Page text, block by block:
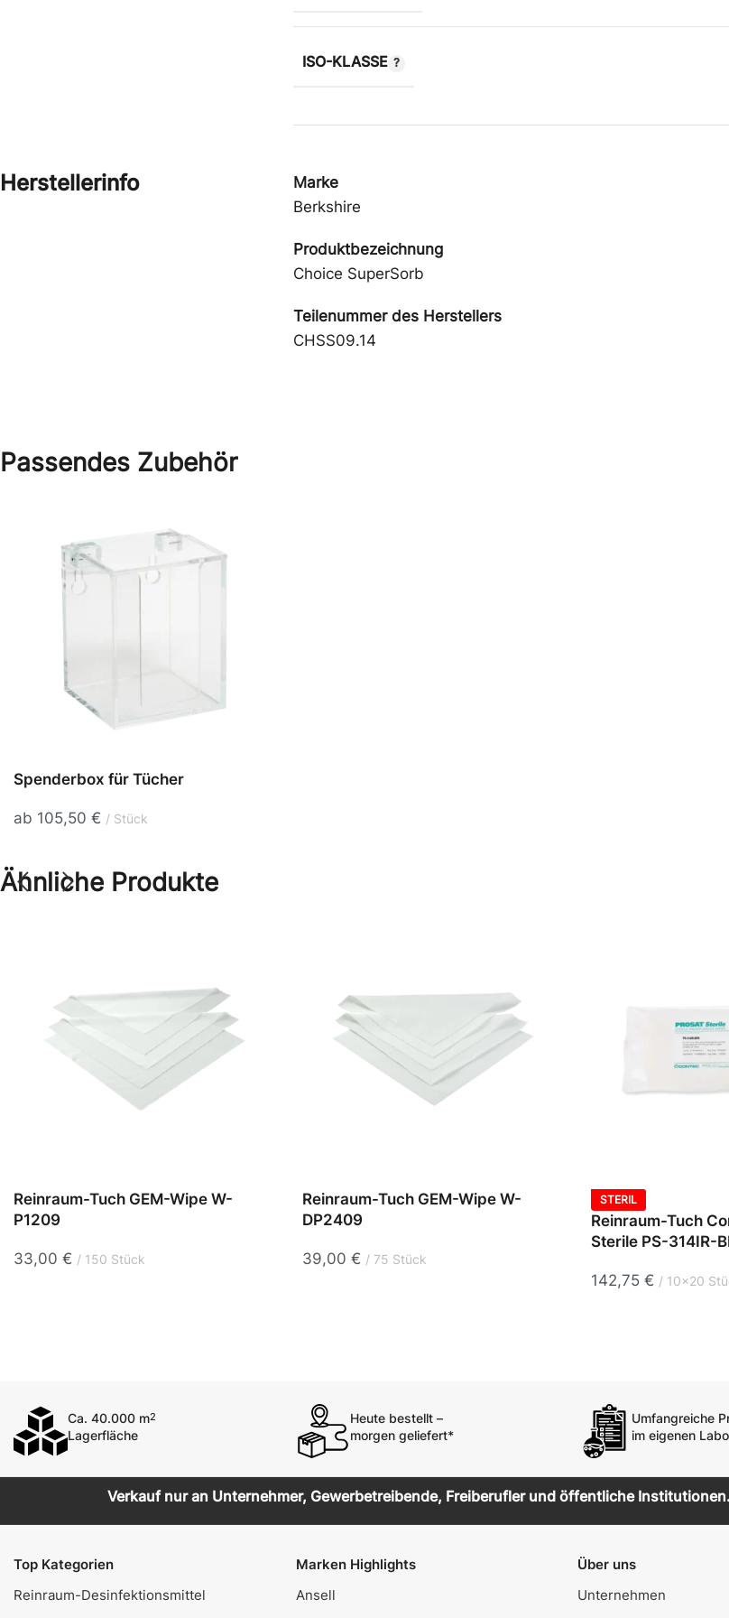
ISO-KLASSE
Herstellerinfo
Marke
Berkshire
Produktbezeichnung
Choice SuperSorb
Teilenummer des Herstellers
CHSS09.14
Passendes Zubehör
Spenderbox für Tücher
ab 105,50 € Stück
Ähnliche Produkte
Reinraum-Tuch GEM-Wipe W-
P1209
33,00 € 150 Stück
Reinraum-Tuch GEM-Wipe W-
DP2409
39,00 € 75 Stück
STERIL
Reinraum-Tuch
Sterile PS-314IR-
142,75 € 10x20
Ca. 40.000 m2
Lagerfläche
Heute bestellt –
morgen geliefert*
Umfangreiche
im eigenen
Verkauf nur an Unternehmer, Gewerbetreibende, Freiberufler und öffentliche
Top Kategorien
Reinraum-Desinfektionsmittel
Marken Highlights
Ansell
Über uns
Unternehmen